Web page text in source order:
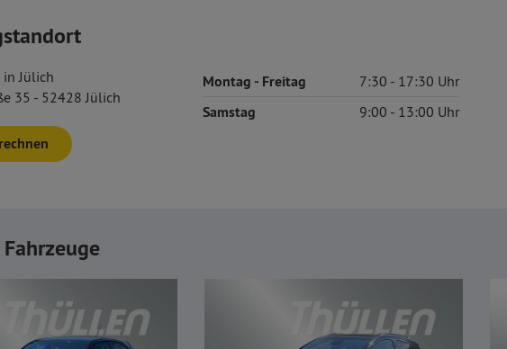
Jülich
35 - 52428 Jülich
Montag - Freitag 7:30 17:30
Samstag 9:00 13:00